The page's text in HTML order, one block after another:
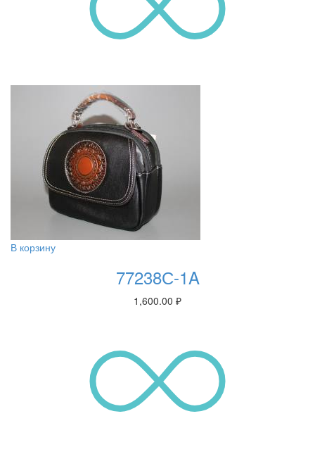
В корзину
77238С-1A
1,600.00 ₽